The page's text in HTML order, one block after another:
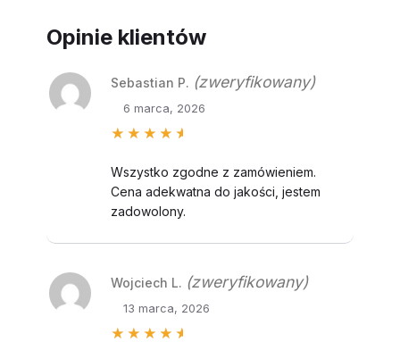
Opinie klientów
Oceniono
na 5
Sebastian P. (zweryfikowany)
6 marca, 2026
Wszystko zgodne z zamówieniem.
Cena adekwatna do jakości, jestem
zadowolony.
Oceniono
Wojciech L. (zweryfikowany)
13 marca, 2026